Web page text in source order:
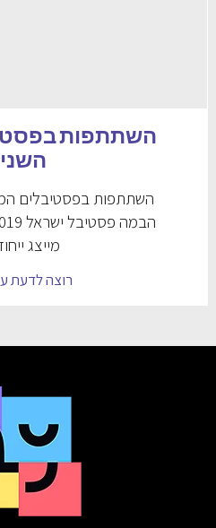
השתתפות
השתתפות בפסטיבלים
מייצג
רוצה לדעת